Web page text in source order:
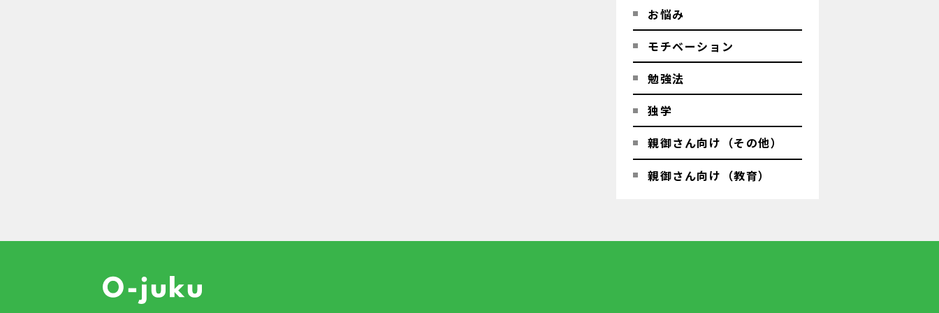
お悩み
モチベーション
勉強法
独学
親御さん向け（その他）
親御さん向け（教育）